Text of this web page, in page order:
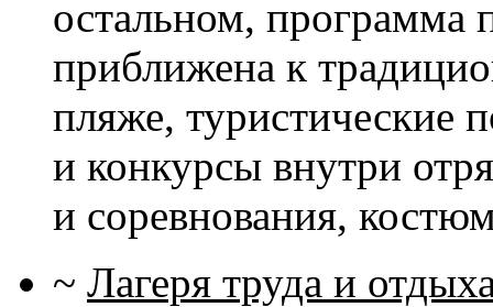
остальном, программа
приближена к
пляже, туристические
и конкурсы внутри
и соревнования,
~ Лагеря труда и